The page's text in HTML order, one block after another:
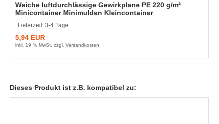
Weiche luftdurchlässige Gewirkplane PE 220 g/m²
Minicontainer Minimulden Kleincontainer
Lieferzeit: 3-4 Tage
5,94 EUR
inkl. 19 % MwSt. zzgl. Versandkosten
Dieses Produkt ist z.B. kompatibel zu: